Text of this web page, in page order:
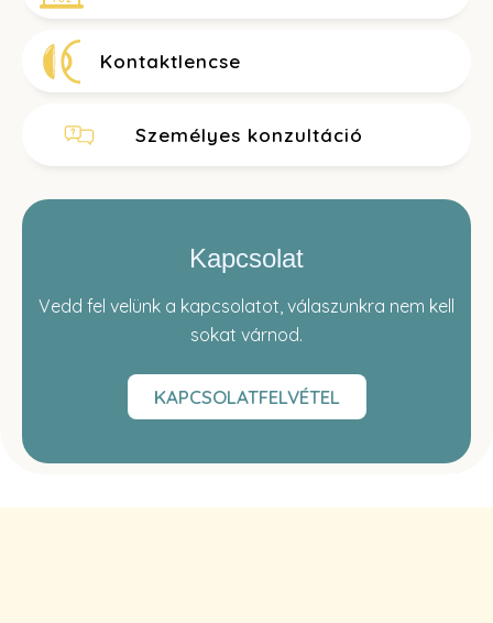
Kontaktlencse
Személyes konzultáció
Kapcsolat
Vedd fel velünk a kapcsolatot, válaszunkra nem kell
sokat várnod.
KAPCSOLATFELVÉTEL